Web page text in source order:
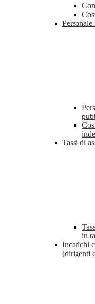
Personale
Tassi di
in
Incarichi
(dirigenti